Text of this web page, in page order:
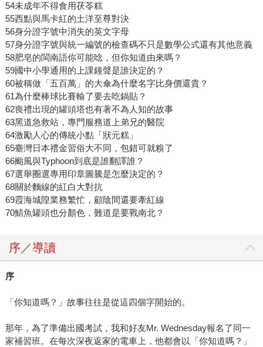
54未成年不得食用茯苓糕
55西點與馬卡紅的土洋至尊對決
56身分證字號中消失的英文字母
57身分證字號與統一編號的檢查碼不只是數學公式還有其他意義
58肥皂的閩南語你可能唸，但你知道由來嗎？
59國中小學通用的上課鐘聲是誰決定的？
60被稱做「五百萬」的大傘為什麼名字比身價還貴？
61為什麼棒球比賽輸了要去吃鍋貼？
62喪禮出現的罐頭塔也有著不為人知的故事
63黑道急救站，專門服務道上弟兄的醫院
64激勵人心的傳統小點「狀元糕」
65臺灣日本禮金習俗大不同，包錯可就糗了
66颱風與Typhoon到底是誰翻譯誰？
67選舉圈選專用印章圖騰是怎麼決定的？
68關於麵線的紅白大對抗
69霞海城隍業務繁忙，顧陰間還要牽紅線
70鯖魚罐頭也分顏色，難道是要戰南北？
序／導讀
序
「你知道嗎？」故事往往是從這四個字開始的。
那年，為了準備出國考試，我和好友Mr. Wednesday報名了同一
家補習班。在每次深夜返家的電車上，他都會以「你知道嗎？」